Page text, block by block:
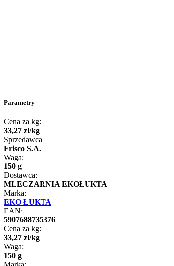
Parametry
Cena za kg:
33,27 zł/kg
Sprzedawca:
Frisco S.A.
Waga:
150 g
Dostawca:
MLECZARNIA EKOŁUKTA
Marka:
EKO ŁUKTA
EAN:
5907688735376
Cena za kg:
33,27 zł/kg
Waga:
150 g